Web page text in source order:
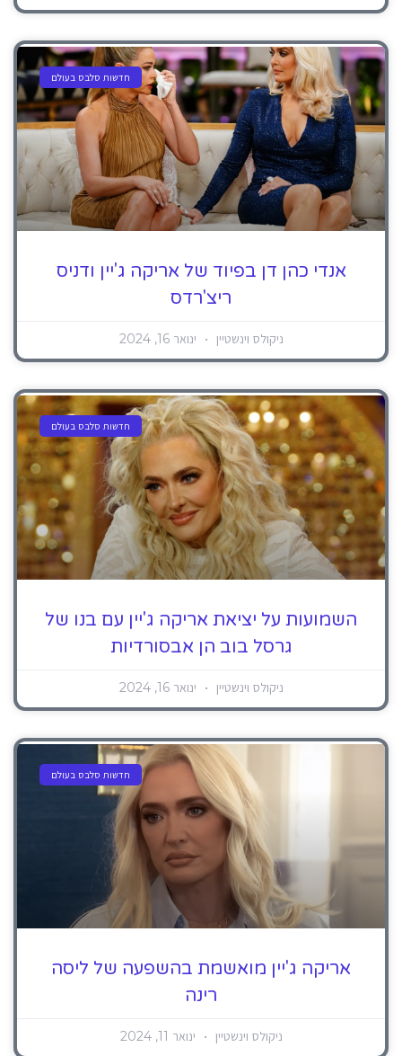
חדשות סלבס בעולם
אנדי כהן דן בפיוד של אריקה ג'יין ודניס
ריצ'רדס
ניקולס וינשטיין ינואר 16, 2024
חדשות סלבס בעולם
השמועות על יציאת אריקה ג'יין עם בנו של
גרסל בוב הן אבסורדיות
ניקולס וינשטיין ינואר 16, 2024
חדשות סלבס בעולם
אריקה ג'יין מואשמת בהשפעה של ליסה
רינה
ניקולס וינשטיין ינואר 11, 2024